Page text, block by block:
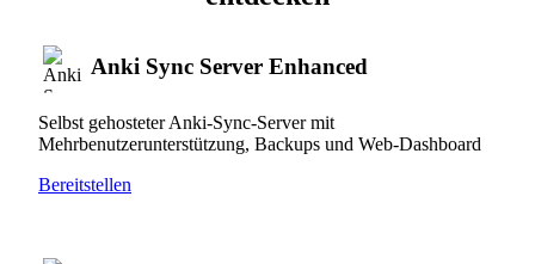
Anki Sync Server Enhanced
Selbst gehosteter Anki-Sync-Server mit
Mehrbenutzerunterstützung, Backups und Web-Dashboard
Bereitstellen